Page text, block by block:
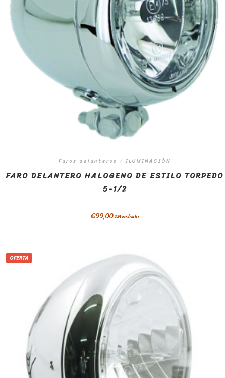
Faros delanteros / ILUMINACIÓN
FARO DELANTERO HALOGENO DE ESTILO TORPEDO
5-1/2
€99,00IVA incluido
OFERTA